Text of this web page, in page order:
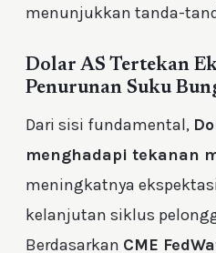
menunjukkan tanda-
Dolar AS Tertekan
Penurunan Suku
Dari sisi fundamental,
menghadapi tekanan
meningkatnya
kelanjutan siklus
Berdasarkan CME